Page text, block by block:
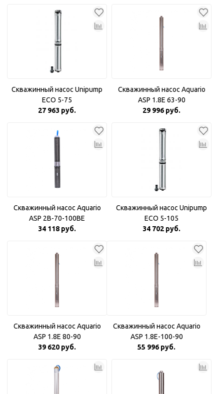
Скважинный насос Unipump
ECO 5-75
27 963 руб.
Скважинный насос Aquario
ASP 1.8Е 63-90
29 996 руб.
Скважинный насос Aquario
ASP 2B-70-100BE
34 118 руб.
Скважинный насос Unipump
ECO 5-105
34 702 руб.
Скважинный насос Aquario
ASP 1.8E 80-90
39 620 руб.
Скважинный насос Aquario
ASP 1.8E-100-90
55 996 руб.